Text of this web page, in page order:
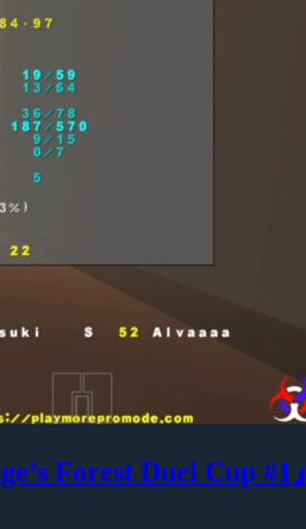
Forest Duel Cup #1』